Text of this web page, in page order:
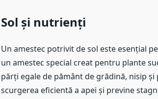
Sol și nutrienți
Un amestec potrivit de sol este esențial
un amestec special creat pentru plante
părți egale de pământ de grădină, nisip
scurgerea eficientă a apei și previne